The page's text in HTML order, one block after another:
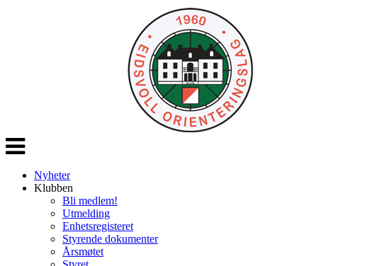
Veksle
navigasjon
Nyheter
Klubben
Bli medlem!
Utmelding
Enhetsregisteret
Styrende dokumenter
Årsmøtet